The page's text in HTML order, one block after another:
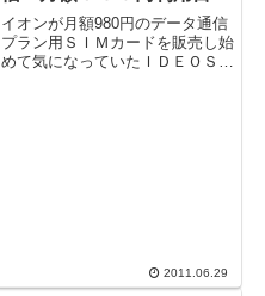
で購入してみました。
イオンが月額980円のデータ通信
プラン用ＳＩＭカードを販売し始
めて気になっていたＩＤＥＯＳ海
2011.06.29